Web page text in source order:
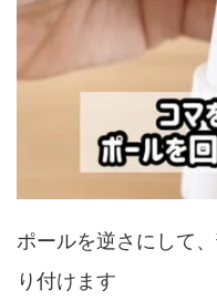
ポールを逆さにして
り付けます